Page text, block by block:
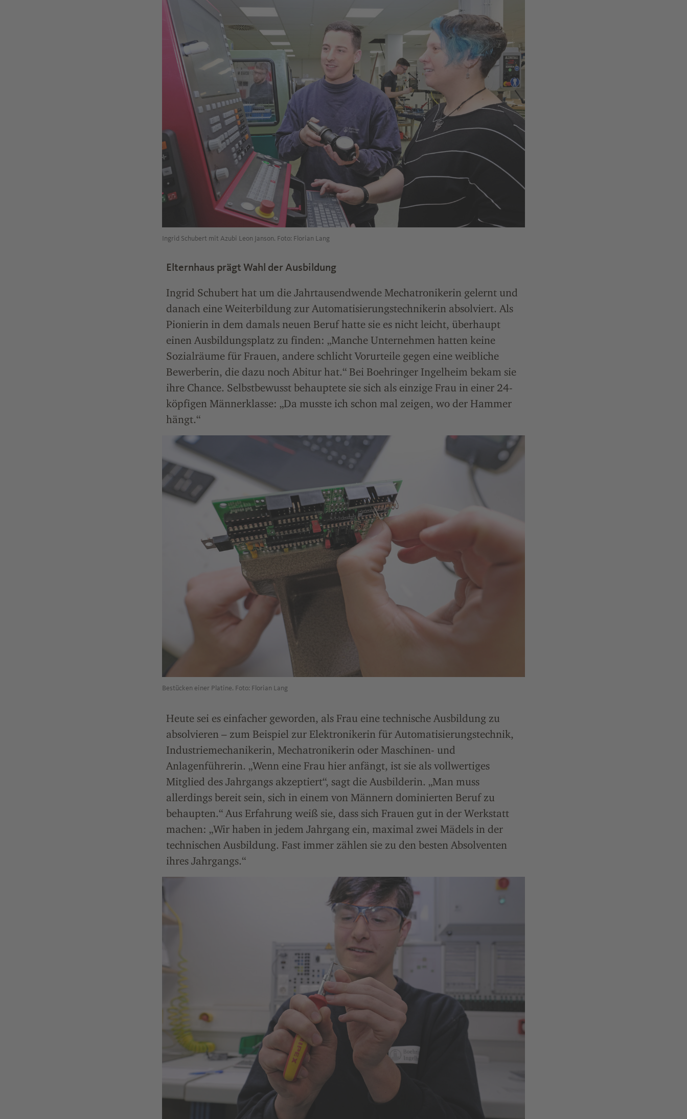
Ingrid Schubert mit Azubi Leon Janson. Foto: Florian Lang
Elternhaus prägt Wahl der Ausbildung
Ingrid Schubert hat um die Jahrtausendwende Mechatronikerin gelernt und
danach eine Weiterbildung zur Automatisierungstechnikerin absolviert. Als
Pionierin in dem damals neuen Beruf hatte sie es nicht leicht, überhaupt
einen Ausbildungsplatz zu finden: „Manche Unternehmen hatten keine
Sozialräume für Frauen, andere schlicht Vorurteile gegen eine weibliche
Bewerberin, die dazu noch Abitur hat.“ Bei Boehringer Ingelheim bekam sie
ihre Chance. Selbstbewusst behauptete sie sich als einzige Frau in einer 24-
köpfigen Männerklasse: „Da musste ich schon mal zeigen, wo der Hammer
hängt.“
Bestücken einer Platine. Foto: Florian Lang
Heute sei es einfacher geworden, als Frau eine technische Ausbildung zu
absolvieren – zum Beispiel zur Elektronikerin für Automatisierungstechnik,
Industriemechanikerin, Mechatronikerin oder Maschinen- und
Anlagenführerin. „Wenn eine Frau hier anfängt, ist sie als vollwertiges
Mitglied des Jahrgangs akzeptiert“, sagt die Ausbilderin. „Man muss
allerdings bereit sein, sich in einem von Männern dominierten Beruf zu
behaupten.“ Aus Erfahrung weiß sie, dass sich Frauen gut in der Werkstatt
machen: „Wir haben in jedem Jahrgang ein, maximal zwei Mädels in der
technischen Ausbildung. Fast immer zählen sie zu den besten Absolventen
ihres Jahrgangs.“